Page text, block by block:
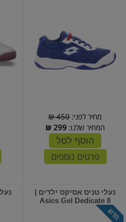
מחיר לפני:450 ₪
המחיר שלנו: 299
₪
הוסף לסל
פרטים נוספים
נעלי טניס אסיקס ילדים |
Asics Gel Dedicate 8